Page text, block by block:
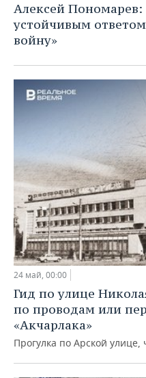
Алексей Пономарев:
устойчивым
войну»
24 май, 00:00
Гид по улице
по проводам или
«Акчарлака»
Прогулка по Арской улице,